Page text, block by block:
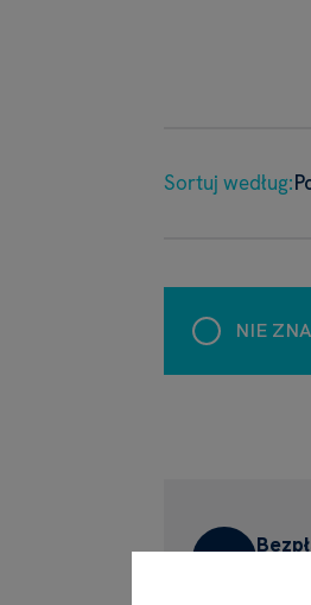
Sortuj według:
NIE